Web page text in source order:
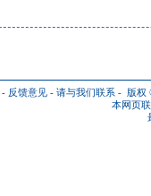
- 反馈意见 - 请与我们联系 - 版权
本网页